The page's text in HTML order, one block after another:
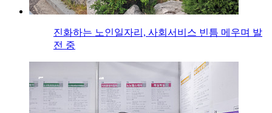
진화하는 노인일자리, 사회서비스 빈틈 메우며 발
전 중